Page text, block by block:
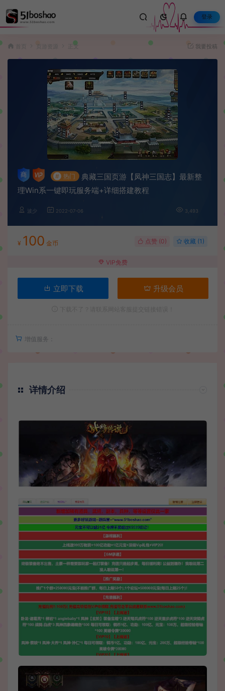
登录
页游资源 正文 我要投稿
# 热门
典藏三国页游【凤神三国志】最新整
理Win系一键即玩服务端+详细搭建教程
波少 2022-07-06 3,493
¥ 100 金币 点赞 (0) 收藏 (1)
VIP免费
立即下载 升级会员
增值服务：
详情介绍